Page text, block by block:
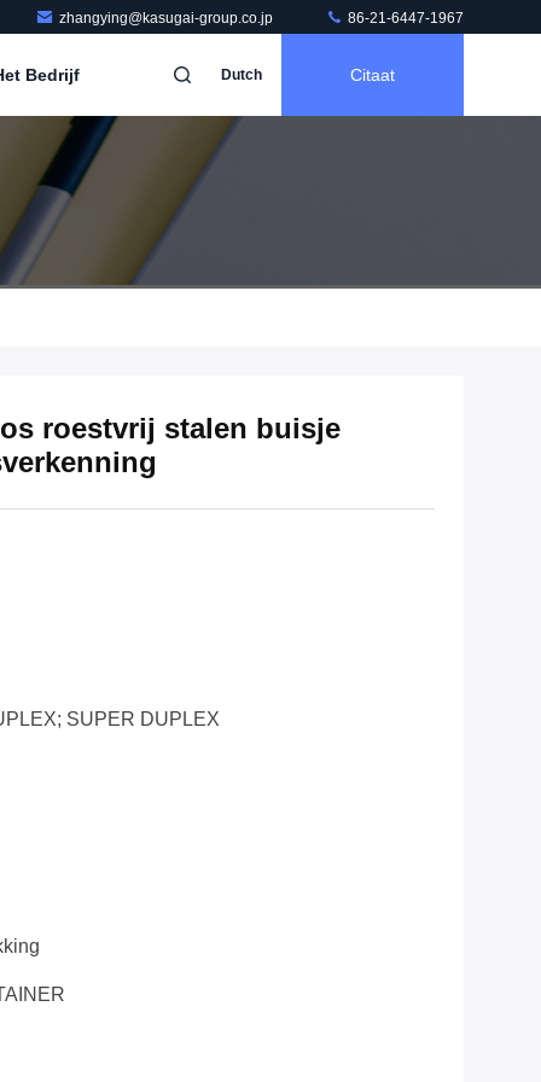
zhangying@kasugai-group.co.jp 86-21-6447-1967
Bedrijf Dutch Citaat
roestvrij stalen buisje
SUPER DUPLEX